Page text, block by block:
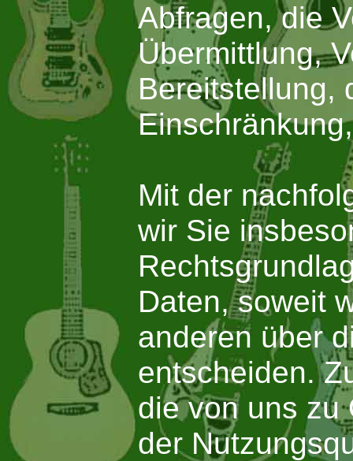
Abfragen, die
Übermittlung,
Bereitstellung,
Mit der
wir Sie
Daten, soweit
anderen über
entscheiden.
die von uns zu
der